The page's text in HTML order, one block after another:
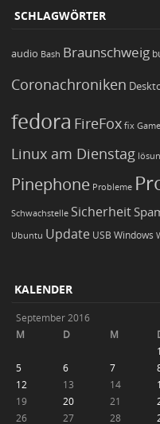
SCHLAGWÖRTER
audio Bash Braunschweig
Coronachroniken
fedora FireFox fix
Linux am Dienstag
Pinephone Probleme
Schwachstelle Sicherheit
Ubuntu Update USB Windows
KALENDER
September 2016
M
D M
1
5
6 7
12
13 14
19
20 21
26
27 28